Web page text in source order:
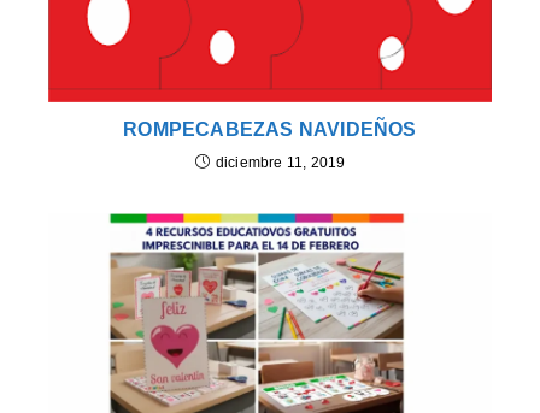
ROMPECABEZAS NAVIDEÑOS
diciembre 11, 2019